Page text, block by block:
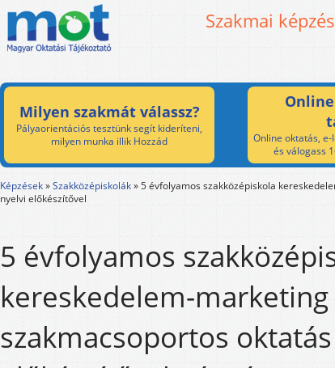
Szakmai
Milyen szakmát válassz?
Pályaorientációs tesztünk segít kideríteni,
milyen munka illik Hozzád
Online oktatás, e-
és válogass
Képzések»Szakközépiskolák»5 évfolyamos szakközépiskola
nyelvi előkészítővel
5 évfolyamos
kereskedelem-marketing
szakmacsoportos